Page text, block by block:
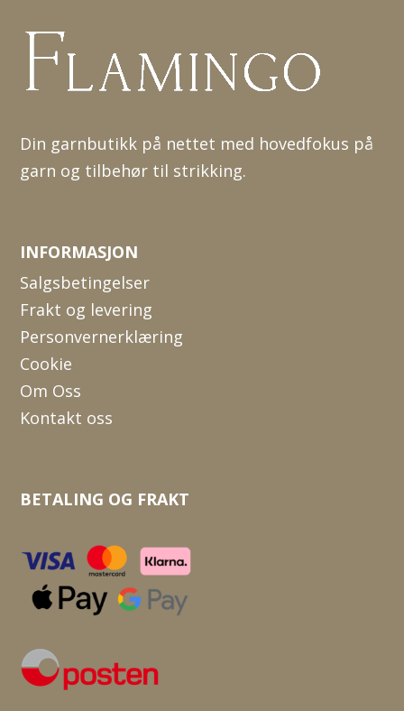
Din garnbutikk på nettet med hovedfokus på
garn og tilbehør til strikking.
INFORMASJON
Salgsbetingelser
Frakt og levering
Personvernerklæring
Cookie
Om Oss
Kontakt oss
BETALING OG FRAKT